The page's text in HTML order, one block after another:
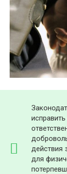
действия
для